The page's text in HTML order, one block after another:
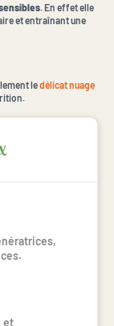
. En effet elle
et entraînant une
ledélicat nuage
et